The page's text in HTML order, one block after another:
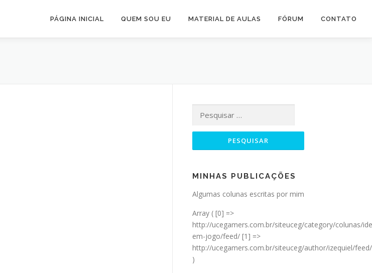
PÁGINA INICIAL QUEM SOU EU MATERIAL DE AULAS FÓRUM CONTATO
por:
MINHAS PUBLICAÇÕES
Algumas colunas escritas por mim
Array ( [0] =>
http://ucegamers.com.br/siteuceg/category/colunas/
em-jogo/feed/ [1] =>
http://ucegamers.com.br/siteuceg/author/izequiel/feed/
)